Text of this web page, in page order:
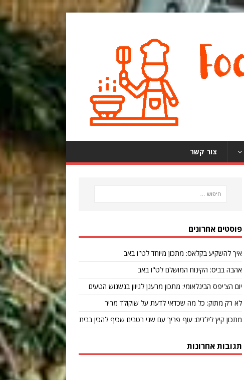
צור קשר
פוסטים אחרונים
איך להשקיע בקלאס: מתכון מיוחד לט"ו באב
אהבה בביס: הקינוח המושלם לט"ו באב
יום הצ'יפס הבינלאומי: מתכון מרענן לגיוון בנשנוש הטעים
לא רק מתוק: כל מה שכדאי לדעת על שוקולד מריר
מתכון קיץ לילדים: עוף פריך עם שני רטבים שכיף להכין בבית
תגובות אחרונות